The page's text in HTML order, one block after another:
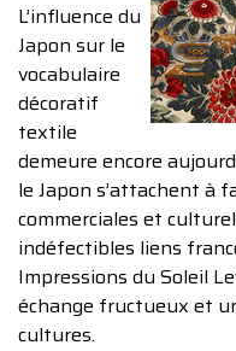
L’influence du
Japon sur le
vocabulaire
décoratif
textile
demeure encore
le Japon s’attachent à
commerciales et
indéfectibles liens
Impressions du Soleil
échange fructueux et
cultures.